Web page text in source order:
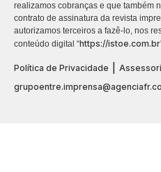
realizamos cobranças e que também
contrato de assinatura da revista
autorizamos terceiros a fazê-lo, nos
conteúdo digital “https://istoe.com.br
Política de Privacidade